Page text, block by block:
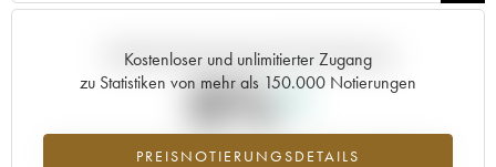
Kostenloser und unlimitierter Zugang
zu Statistiken von mehr als 150.000 Notierungen
PREISNOTIERUNGSDETAILS
Aktuelle Entwicklung der Preisnotierung
0%
Preisanstiegs des Jahrgangs 2011 im Jahr 2026 im Vergleich zum